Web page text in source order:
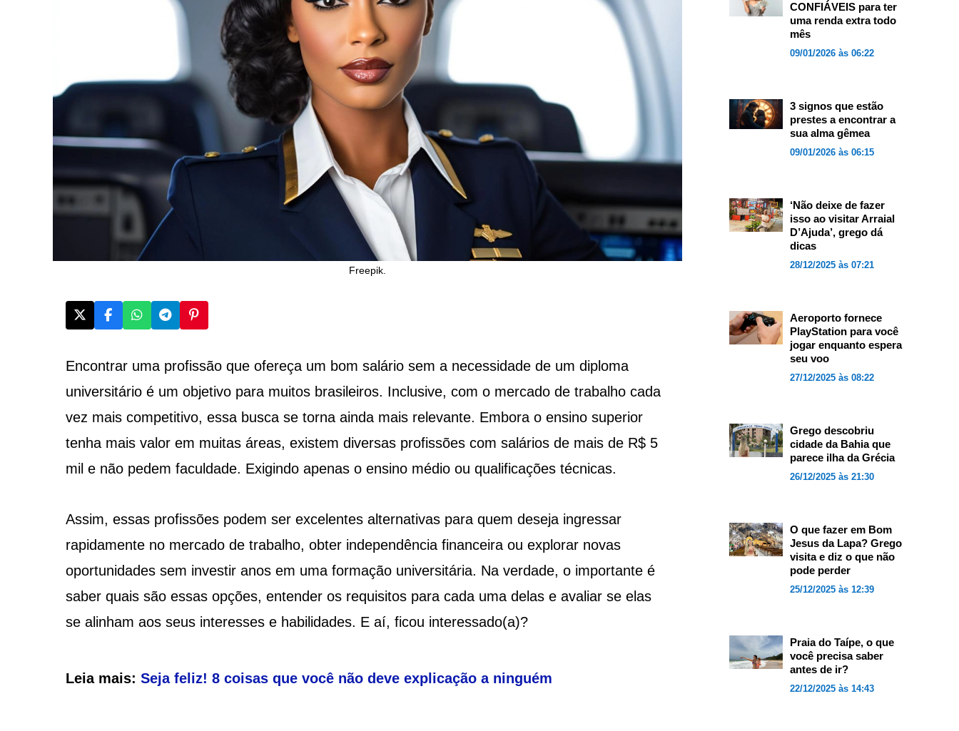
Freepik.
Encontrar uma profissão que ofereça um bom salário sem a necessidade de um diploma
universitário é um objetivo para muitos brasileiros. Inclusive, com o mercado de trabalho cada
vez mais competitivo, essa busca se torna ainda mais relevante. Embora o ensino superior
tenha mais valor em muitas áreas, existem diversas profissões com salários de mais de R$ 5
mil e não pedem faculdade. Exigindo apenas o ensino médio ou qualificações técnicas.
Assim, essas profissões podem ser excelentes alternativas para quem deseja ingressar
rapidamente no mercado de trabalho, obter independência financeira ou explorar novas
oportunidades sem investir anos em uma formação universitária. Na verdade, o importante é
saber quais são essas opções, entender os requisitos para cada uma delas e avaliar se elas
se alinham aos seus interesses e habilidades. E aí, ficou interessado(a)?
Leia mais: Seja feliz! 8 coisas que você não deve explicação a ninguém
CONFIÁVEIS para ter
uma renda extra todo
mês
09/01/2026 às 06:22
3 signos que estão
prestes a encontrar a
sua alma gêmea
09/01/2026 às 06:15
‘Não deixe de fazer
isso ao visitar Arraial
D’Ajuda’, grego dá
dicas
28/12/2025 às 07:21
Aeroporto fornece
PlayStation para você
jogar enquanto espera
seu voo
27/12/2025 às 08:22
Grego descobriu
cidade da Bahia que
parece ilha da Grécia
26/12/2025 às 21:30
O que fazer em Bom
Jesus da Lapa? Grego
visita e diz o que não
pode perder
25/12/2025 às 12:39
Praia do Taípe, o que
você precisa saber
antes de ir?
22/12/2025 às 14:43